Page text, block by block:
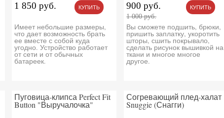
1 850 руб. КУПИТЬ
Имеет небольшие размеры,
что дает возможность брать
ее вместе с собой куда
угодно. Устройство работает
от сети и от обычных
батареек.
900 руб.
1 000 руб.
КУПИТЬ
Вы сможете подшить, брюки,
пришить заплатку, укоротить
шторы, сшить покрывало,
сделать рисунок вышивкой на
ткани и многое многое
другое.
Пуговица-клипса Perfect Fit
Button "Выручалочка"
Согревающий плед-халат
Snuggie (Снагги)